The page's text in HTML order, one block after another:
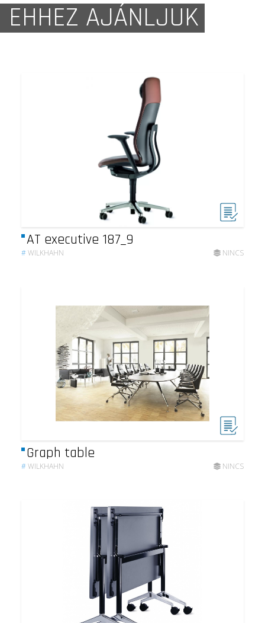
EHHEZ AJÁNLJUK
AT executive 187_9
#WILKHAHN NINCS
Graph table
#WILKHAHN NINCS